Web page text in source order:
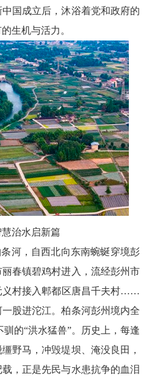
国成立后，沐浴着党和政府的
生机与活力。
治水启新篇
河，自西北向东南蜿蜒穿境彭
春镇碧鸡村进入，流经彭州市
义村接入郫都区唐昌千夫村……
股进沱江。柏条河彭州境内全
的“洪水猛兽”。历史上，每逢
野马，冲毁堤坝、淹没良田，
，正是先民与水患抗争的血泪